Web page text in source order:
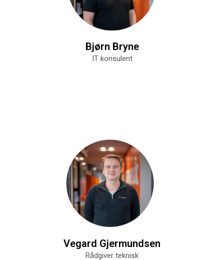
Bjørn Bryne
IT konsulent
Vegard Gjermundsen
Rådgiver teknisk